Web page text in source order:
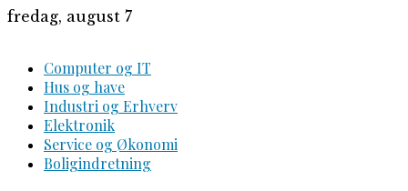
Skip
fredag, august 7
Computer og IT
Hus og have
Industri og Erhverv
Elektronik
Service og Økonomi
Boligindretning